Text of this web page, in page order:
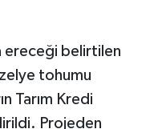
ereceği belirtilen
tohumu
Tarım Kredi
Projeden